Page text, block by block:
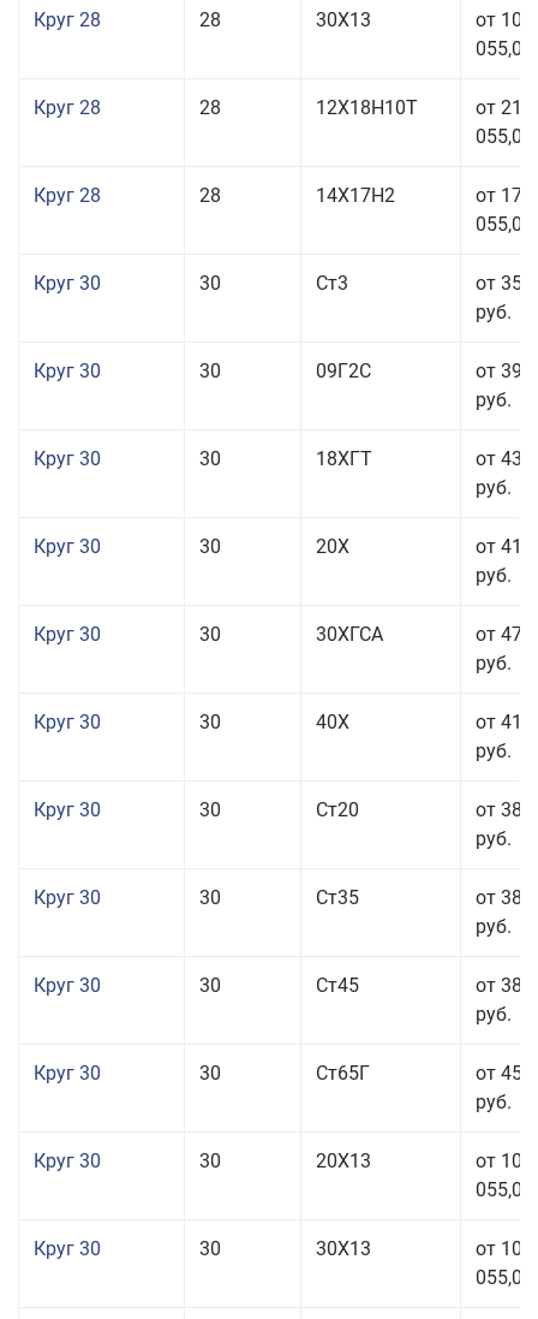
Круг 28 28 30Х13
от 103
055,00
Круг 28 28 12Х18Н10Т
от 210
055,00
Круг 28 28 14Х17Н2
от 179
055,00
Круг 30 30 Ст3
от 35
руб.
Круг 30 30 09Г2С
от 39
руб.
Круг 30 30 18ХГТ
от 43
руб.
Круг 30 30 20Х
от 41
руб.
Круг 30 30 30ХГСА
от 47
руб.
Круг 30 30 40Х
от 41
руб.
Круг 30 30 Ст20
от 38
руб.
Круг 30 30 Ст35
от 38
руб.
Круг 30 30 Ст45
от 38
руб.
Круг 30 30 Ст65Г
от 45
руб.
Круг 30 30 20Х13
от 101
055,00
Круг 30 30 30Х13
от 101
055,00